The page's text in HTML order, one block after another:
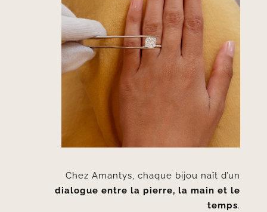
Chez Amantys, chaque bijou naît d’un
dialogue entre la pierre, la main et le
temps.